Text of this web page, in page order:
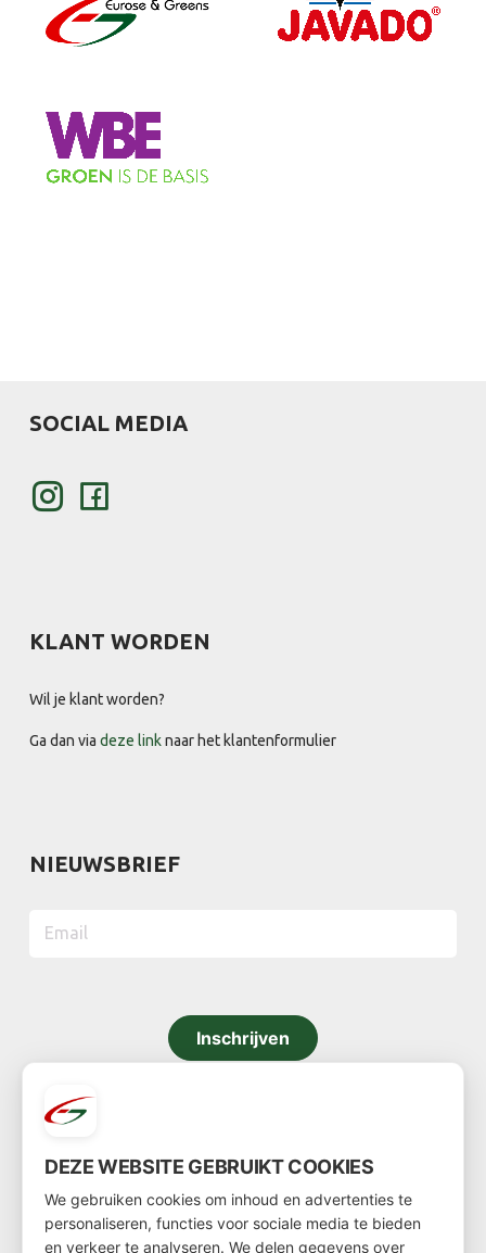
SOCIAL MEDIA
KLANT WORDEN
Wil je klant worden?
Ga dan viadeze linknaar het klantenformulier
NIEUWSBRIEF
Inschrijven
CONTACT
TELEFOONNUMMER
DEZE WEBSITE GEBRUIKT COOKIES
We gebruiken cookies om inhoud en advertenties te
personaliseren, functies voor sociale media te bieden
en verkeer te analyseren. We delen gegevens over